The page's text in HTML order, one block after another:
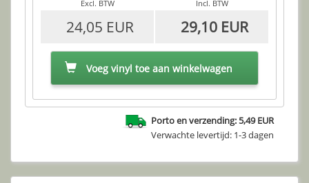
Excl. BTW Incl. BTW
24,05 EUR 29,10 EUR
Voeg vinyl toe aan winkelwagen
Porto en verzending: 5,49 EUR
Verwachte levertijd: 1-3 dagen